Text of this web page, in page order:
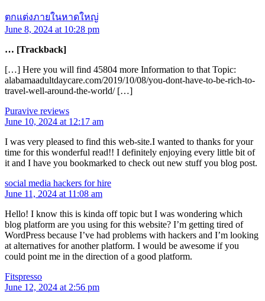
ตกแต่งภายในหาดใหญ่
June 8, 2024 at 10:28 pm
… [Trackback]
[…] Here you will find 45804 more Information to that Topic:
alabamaadultdaycare.com/2019/10/08/you-dont-have-to-be-rich-to-
travel-well-around-the-world/ […]
Puravive reviews
June 10, 2024 at 12:17 am
I was very pleased to find this web-site.I wanted to thanks for your
time for this wonderful read!! I definitely enjoying every little bit of
it and I have you bookmarked to check out new stuff you blog post.
social media hackers for hire
June 11, 2024 at 11:08 am
Hello! I know this is kinda off topic but I was wondering which
blog platform are you using for this website? I’m getting tired of
WordPress because I’ve had problems with hackers and I’m looking
at alternatives for another platform. I would be awesome if you
could point me in the direction of a good platform.
Fitspresso
June 12, 2024 at 2:56 pm